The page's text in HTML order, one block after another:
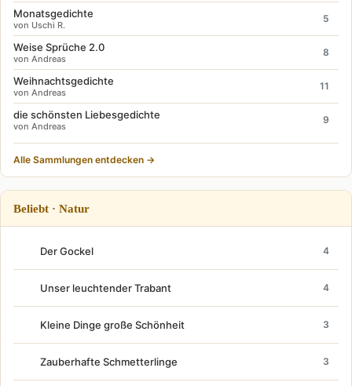
Monatsgedichte
von Uschi R.
5
Weise Sprüche 2.0
von Andreas
8
Weihnachtsgedichte
von Andreas
11
die schönsten Liebesgedichte
von Andreas
9
Alle Sammlungen entdecken →
Beliebt · Natur
Der Gockel 4
Unser leuchtender Trabant 4
Kleine Dinge große Schönheit 3
Zauberhafte Schmetterlinge 3